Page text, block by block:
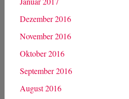
Dezember 2016
November 2016
Oktober 2016
September 2016
August 2016